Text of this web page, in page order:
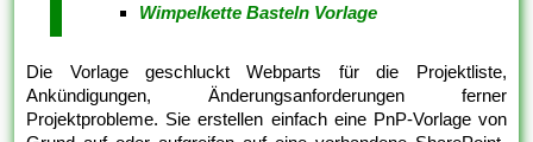
Wimpelkette Basteln Vorlage
Die Vorlage geschluckt Webparts für die Projektliste,
Ankündigungen, Änderungsanforderungen ferner
Projektprobleme. Sie erstellen einfach eine PnP-Vorlage von